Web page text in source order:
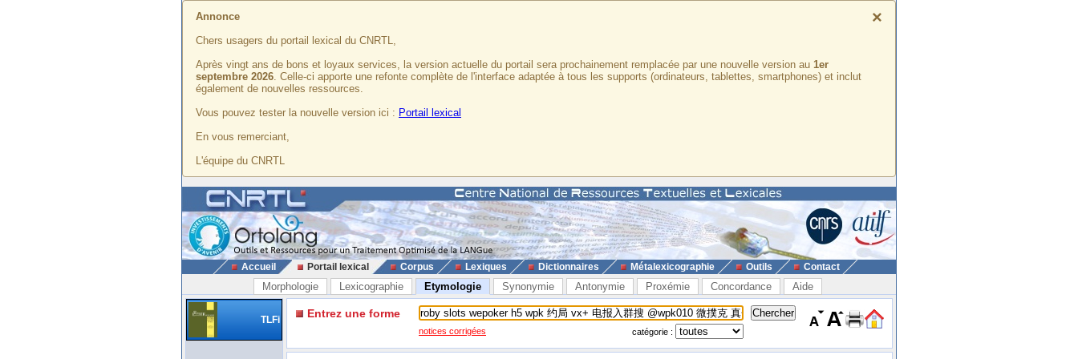
×
Annonce
Chers usagers du portail lexical du CNRTL,
Après vingt ans de bons et loyaux services, la version actuelle du portail sera prochainement remplacée par une nouvelle version au 1er
septembre 2026. Celle-ci apporte une refonte complète de l'interface adaptée à tous les supports (ordinateurs, tablettes, smartphones) et inclut
également de nouvelles ressources.
Vous pouvez tester la nouvelle version ici : Portail lexical
En vous remerciant,
L'équipe du CNRTL
Accueil Portail lexical Corpus Lexiques Dictionnaires Métalexicographie Outils Contact
Morphologie Lexicographie Etymologie Synonymie Antonymie Proxémie Concordance Aide
TLFi Entrez une forme
notices corrigées catégorie :